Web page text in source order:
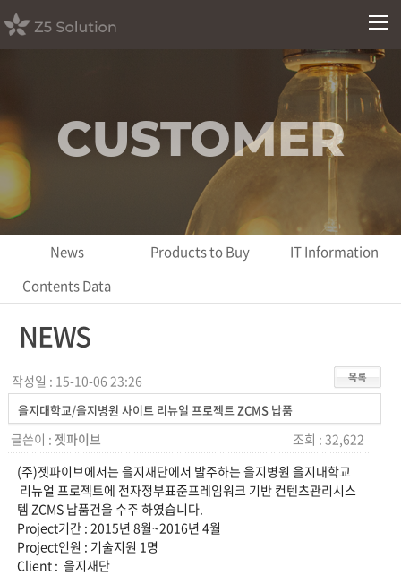
CUSTOMER
News Products to Buy
IT Information
Contents Data
NEWS
작성일 : 15-10-06 23:26
을지대학교/을지병원 사이트 리뉴얼 프로젝트 ZCMS 납품
글쓴이 : 젯파이브
조회 : 32,622
(주)젯파이브에서는 을지재단에서 발주하는 을지병원 을지대학교
리뉴얼 프로젝트에 전자정부표준프레임워크 기반 컨텐츠관리시스
템 ZCMS 납품건을 수주 하였습니다.
Project기간 : 2015년 8월~2016년 4월
Project인원 : 기술지원 1명
Client : 을지재단